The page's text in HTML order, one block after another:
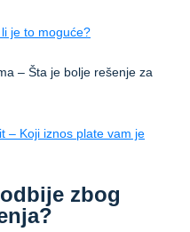
je to moguće?
– Šta je bolje rešenje za
– Koji iznos plate vam je
zbog